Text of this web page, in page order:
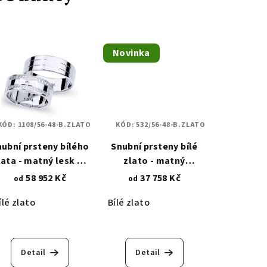
prsteny bílého
- matný lesk se
zirkony 1108
od 58 952 Kč
zlato
Detail
1108/56-48-B.ZLATO
Novinka
Snubní prsteny bílé
zlato - matný
vodorovný proužek se
od 37 758 Kč
Bílé zlato
Detail
KÓD:532/56-48-B.ZLATO